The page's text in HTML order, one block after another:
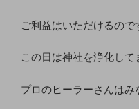
ご利益はいただけるので
この日は神社を浄化して
プロのヒーラーさんはみ